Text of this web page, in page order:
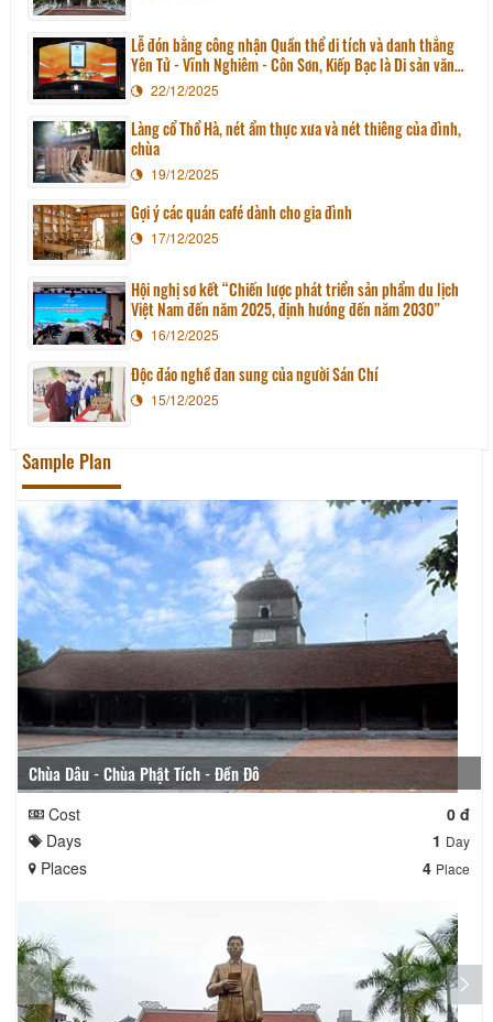
Lễ đón bằng công nhận Quần thể di tích và danh thắng
Yên Tử - Vĩnh Nghiêm - Côn Sơn, Kiếp Bạc là Di sản văn
hoá thế giới
22/12/2025
Làng cổ Thổ Hà, nét ẩm thực xưa và nét thiêng của đình,
chùa
19/12/2025
Gợi ý các quán café dành cho gia đình
17/12/2025
Hội nghị sơ kết “Chiến lược phát triển sản phẩm du lịch
Việt Nam đến năm 2025, định hướng đến năm 2030”
16/12/2025
Độc đáo nghề đan sung của người Sán Chí
15/12/2025
Sample Plan
Chùa Dâu - Chùa Phật Tích - Đền Đô
Cost
0 đ
Days
1 Day
Places 4 Place